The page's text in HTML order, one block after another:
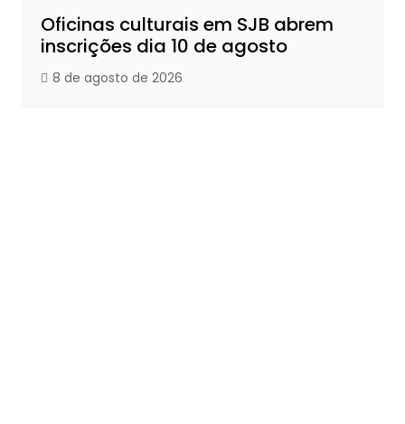
Oficinas culturais em SJB abrem
inscrições dia 10 de agosto
8 de agosto de 2026